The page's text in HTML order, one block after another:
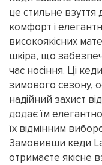
це стильне взуття
комфорт і
високоякісних
шкіра, що
час носіння. Ці
зимового сезону,
надійний захист
додає їм
їх відмінним
Замовивши кеди
отримаєте якісне